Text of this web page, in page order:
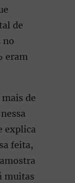
de
no
eram
de
explica
feita,
muitas